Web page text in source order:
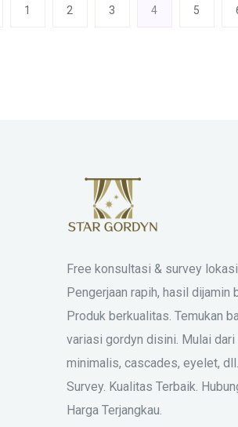
1 2 3 4 (current)5
Free konsultasi & survey
Pengerjaan rapih, hasil dijamin
Produk berkualitas. Temukan
variasi gordyn disini. Mulai dari
minimalis, cascades, eyelet,
Survey. Kualitas Terbaik.
Harga Terjangkau.